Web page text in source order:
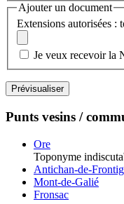
Ajouter un document
Extensions autorisées :
Je veux recevoir la
Punts vesins /
Ore
Toponyme
Antichan-de-
Mont-de-Galié
Fronsac